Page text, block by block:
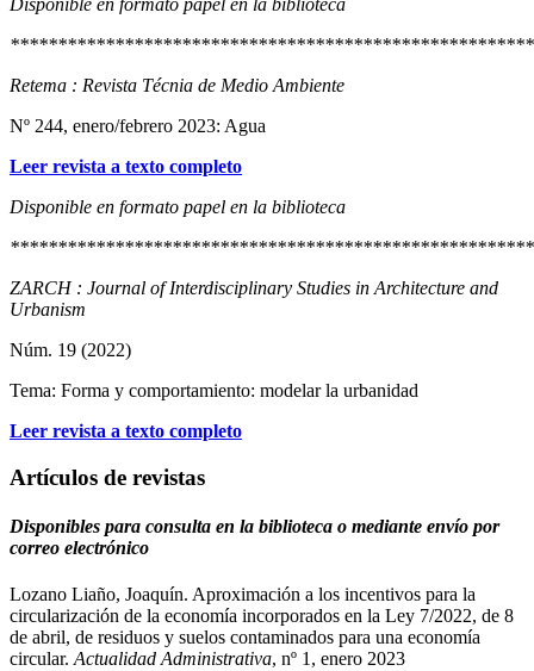
Disponible en formato papel en la biblioteca
Retema : Revista Técnia de Medio Ambiente
Nº 244, enero/febrero 2023: Agua
Leer revista a texto completo
Disponible en formato papel en la biblioteca
ZARCH : Journal of Interdisciplinary Studies in Architecture and
Urbanism
Núm. 19 (2022)
Tema: Forma y comportamiento: modelar la urbanidad
Leer revista a texto completo
Artículos de revistas
Disponibles para consulta en la biblioteca o mediante envío por
correo electrónico
Lozano Liaño, Joaquín. Aproximación a los incentivos para la
circularización de la economía incorporados en la Ley 7/2022, de 8
de abril, de residuos y suelos contaminados para una economía
circular. Actualidad Administrativa, nº 1, enero 2023